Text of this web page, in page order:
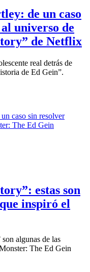
de un caso
universo de
de Netflix
real detrás de
de Ed Gein”.
estas son
inspiró el
algunas de las
The Ed Gein